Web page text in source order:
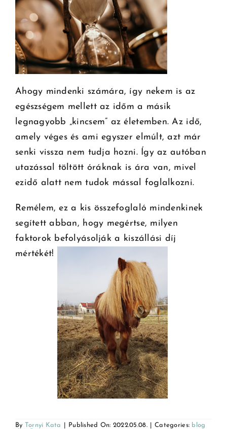
Ahogy mindenki számára, így nekem is az
egészségem mellett az időm a másik
legnagyobb „kincsem” az életemben. Az idő,
amely véges és ami egyszer elmúlt, azt már
senki vissza nem tudja hozni. Így az autóban
utazással töltött óráknak is ára van, mivel
ezidő alatt nem tudok mással foglalkozni.
Remélem, ez a kis összefoglaló mindenkinek
segített abban, hogy megértse, milyen
faktorok befolyásolják a kiszállási díj
mértékét!
By Tornyi Kata Published On: 2022.05.08. Categories: blog